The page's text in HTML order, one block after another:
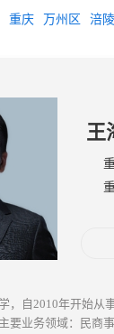
重庆 万州区 涪
王
，自2010年开始从
要业务领域：民商